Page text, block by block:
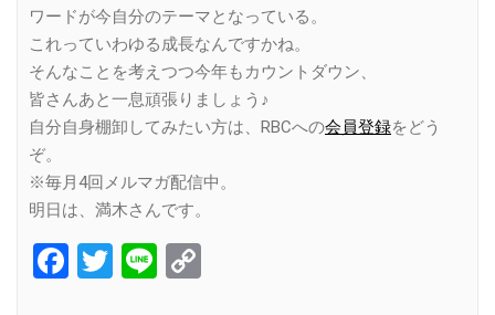
ワードが今自分のテーマとなっている。
これっていわゆる成長なんですかね。
そんなことを考えつつ今年もカウントダウン、
皆さんあと一息頑張りましょう♪
自分自身棚卸してみたい方は、RBCへの会員登録をどう
ぞ。
※毎月4回メルマガ配信中。
明日は、満木さんです。
Facebook
Twitter
Line